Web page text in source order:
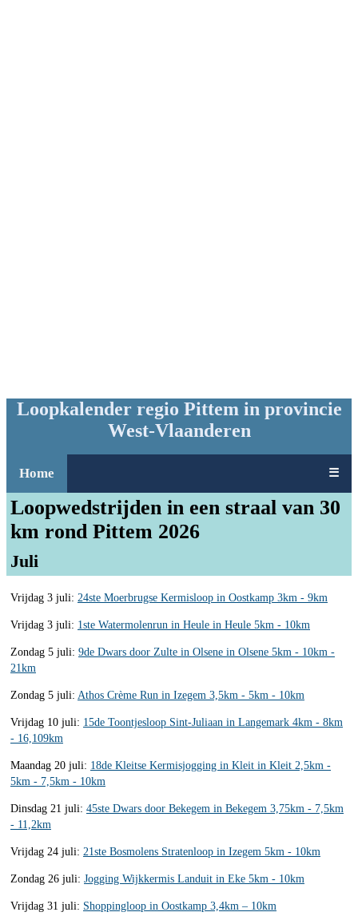
Loopkalender regio Pittem in provincie
West-Vlaanderen
Home ☰
Loopwedstrijden in een straal van 30
km rond Pittem 2026
Juli
Vrijdag 3 juli: 24ste Moerbrugse Kermisloop in Oostkamp 3km - 9km
Vrijdag 3 juli: 1ste Watermolenrun in Heule in Heule 5km - 10km
Zondag 5 juli: 9de Dwars door Zulte in Olsene in Olsene 5km - 10km -
21km
Zondag 5 juli: Athos Crème Run in Izegem 3,5km - 5km - 10km
Vrijdag 10 juli: 15de Toontjesloop Sint-Juliaan in Langemark 4km - 8km
- 16,109km
Maandag 20 juli: 18de Kleitse Kermisjogging in Kleit in Kleit 2,5km -
5km - 7,5km - 10km
Dinsdag 21 juli: 45ste Dwars door Bekegem in Bekegem 3,75km - 7,5km
- 11,2km
Vrijdag 24 juli: 21ste Bosmolens Stratenloop in Izegem 5km - 10km
Zondag 26 juli: Jogging Wijkkermis Landuit in Eke 5km - 10km
Vrijdag 31 juli: Shoppingloop in Oostkamp 3,4km – 10km